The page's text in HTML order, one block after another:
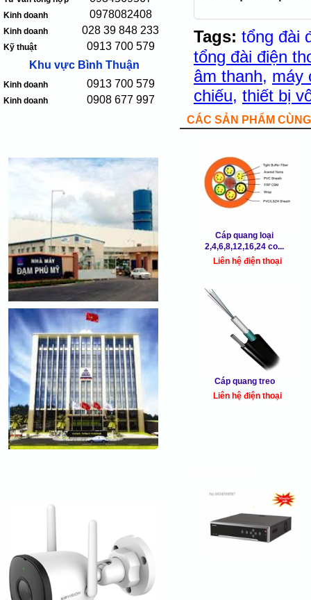
Kinh doanh 0978082408
Kinh doanh 028 39 848 233
Kỹ thuật
0913 700 579
Khu vực Bình Thuận
Kinh doanh 0913 700 579
Kinh doanh 0908 677 997
Tags: tổng đài
tổng đài điện
âm thanh, máy
chiếu, thiết bị
CÁC SẢN PHẨM
Cáp quang loại
2,4,6,8,12,16,24 co...
Liên hệ điện thoại
Cáp quang treo
Liên hệ điện thoại